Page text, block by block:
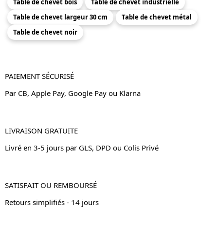
Table de chevet bois
Table de chevet industrielle
Table de chevet largeur 30 cm
Table de chevet métal
Table de chevet noir
PAIEMENT SÉCURISÉ
Par CB, Apple Pay, Google Pay ou Klarna
LIVRAISON GRATUITE
Livré en 3-5 jours par GLS, DPD ou Colis Privé
SATISFAIT OU REMBOURSÉ
Retours simplifiés - 14 jours